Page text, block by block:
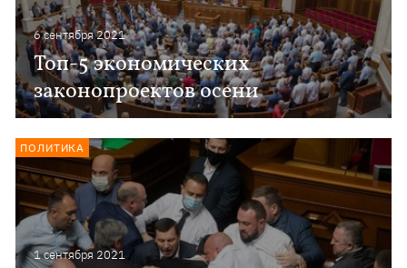
6 сентября 2021
Топ-5 экономических
законопроектов осени
1 сентября 2021
ПОЛИТИКА